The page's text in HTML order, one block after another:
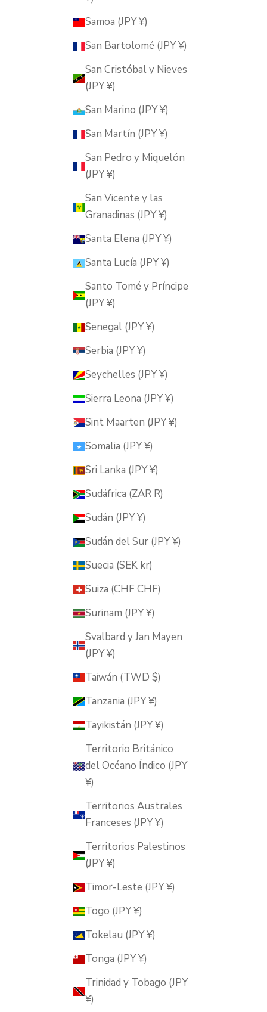
Samoa (JPY ¥)
San Bartolomé (JPY ¥)
San Cristóbal y Nieves
(JPY ¥)
San Marino (JPY ¥)
San Martín (JPY ¥)
San Pedro y Miquelón
(JPY ¥)
San Vicente y las
Granadinas (JPY ¥)
Santa Elena (JPY ¥)
Santa Lucía (JPY ¥)
Santo Tomé y Príncipe
(JPY ¥)
Senegal (JPY ¥)
Serbia (JPY ¥)
Seychelles (JPY ¥)
Sierra Leona (JPY ¥)
Sint Maarten (JPY ¥)
Somalia (JPY ¥)
Sri Lanka (JPY ¥)
Sudáfrica (ZAR R)
Sudán (JPY ¥)
Sudán del Sur (JPY ¥)
Suecia (SEK kr)
Suiza (CHF CHF)
Surinam (JPY ¥)
Svalbard y Jan Mayen
(JPY ¥)
Taiwán (TWD $)
Tanzania (JPY ¥)
Tayikistán (JPY ¥)
Territorio Británico
del Océano Índico (JPY
¥)
Territorios Australes
Franceses (JPY ¥)
Territorios Palestinos
(JPY ¥)
Timor-Leste (JPY ¥)
Togo (JPY ¥)
Tokelau (JPY ¥)
Tonga (JPY ¥)
Trinidad y Tobago (JPY
¥)